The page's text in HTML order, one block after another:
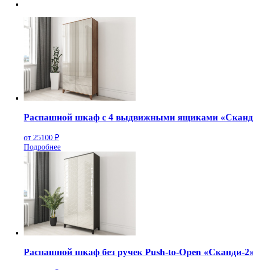
Распашной шкаф с 4 выдвижными ящиками
от 25100 ₽
Подробнее
Распашной шкаф без ручек Push-to-Open «Сканди-